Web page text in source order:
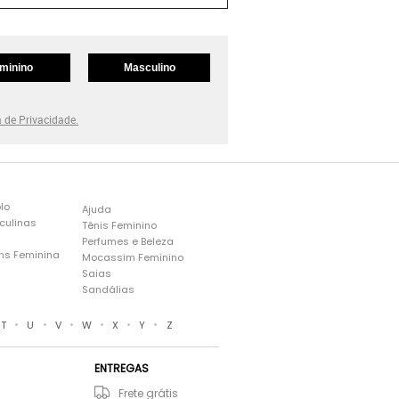
Masculino
Privacidade.
Feminina
Ajuda
Tênis Feminino
Perfumes e Beleza
Mocassim Feminino
Saias
Sandálias
T • U • V • W • X • Y • Z
ENTREGAS
Frete grátis